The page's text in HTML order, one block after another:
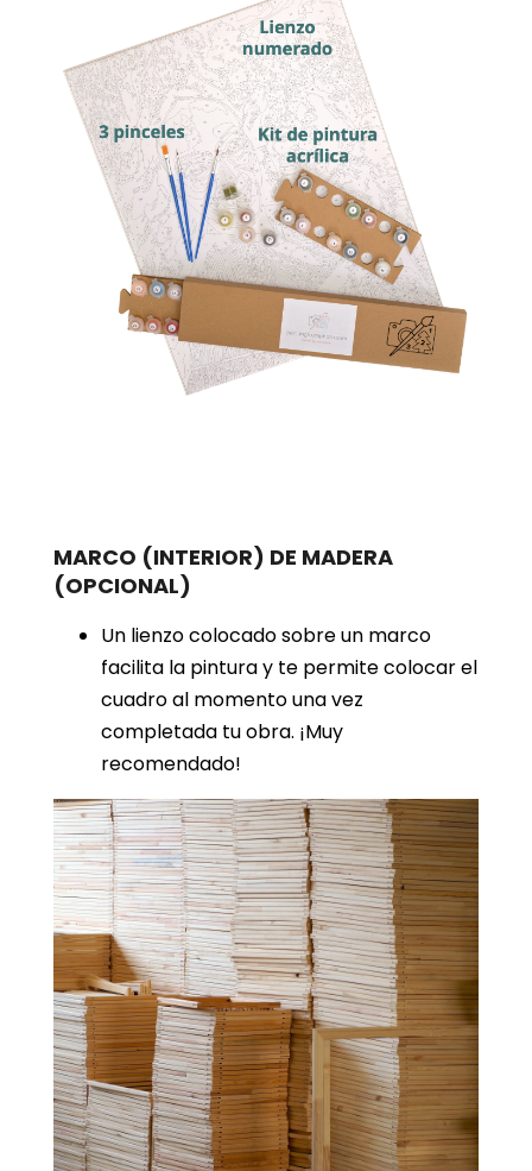
MARCO (INTERIOR) DE MADERA
(OPCIONAL)
Un lienzo colocado sobre un marco
facilita la pintura y te permite colocar el
cuadro al momento una vez
completada tu obra. ¡Muy
recomendado!